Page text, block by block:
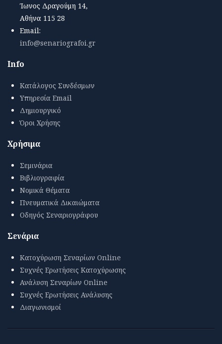
Ίωνος Δραγούμη 14,
Αθήνα 115 28
Email:
info@senariografoi.gr
Info
Κατάλογος Συνδέσμων
Υπηρεσία Email
Δημιουργικό
Όροι Χρήσης
Χρήσιμα
Σεμινάρια
Βιβλιογραφία
Νομικά Θέματα
Πνευματικά Δικαιώματα
Οδηγός Σεναριογράφου
Σενάρια
Κατοχύρωση Σεναρίων Online
Συχνές Ερωτήσεις Κατοχύρωσης
Ανάλυση Σεναρίων Online
Συχνές Ερωτήσεις Ανάλυσης
Διαγωνισμοί